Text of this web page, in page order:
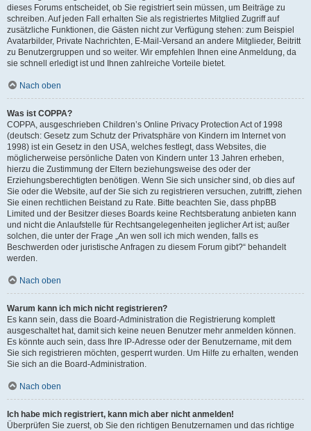
dieses Forums entscheidet, ob Sie registriert sein müssen, um Beiträge zu
schreiben. Auf jeden Fall erhalten Sie als registriertes Mitglied Zugriff auf
zusätzliche Funktionen, die Gästen nicht zur Verfügung stehen: zum Beispiel
Avatarbilder, Private Nachrichten, E-Mail-Versand an andere Mitglieder, Beitritt
zu Benutzergruppen und so weiter. Wir empfehlen Ihnen eine Anmeldung, da
sie schnell erledigt ist und Ihnen zahlreiche Vorteile bietet.
Nach oben
Was ist COPPA?
COPPA, ausgeschrieben Children’s Online Privacy Protection Act of 1998
(deutsch: Gesetz zum Schutz der Privatsphäre von Kindern im Internet von
1998) ist ein Gesetz in den USA, welches festlegt, dass Websites, die
möglicherweise persönliche Daten von Kindern unter 13 Jahren erheben,
hierzu die Zustimmung der Eltern beziehungsweise des oder der
Erziehungsberechtigten benötigen. Wenn Sie sich unsicher sind, ob dies auf
Sie oder die Website, auf der Sie sich zu registrieren versuchen, zutrifft, ziehen
Sie einen rechtlichen Beistand zu Rate. Bitte beachten Sie, dass phpBB
Limited und der Besitzer dieses Boards keine Rechtsberatung anbieten kann
und nicht die Anlaufstelle für Rechtsangelegenheiten jeglicher Art ist; außer
solchen, die unter der Frage „An wen soll ich mich wenden, falls es
Beschwerden oder juristische Anfragen zu diesem Forum gibt?“ behandelt
werden.
Nach oben
Warum kann ich mich nicht registrieren?
Es kann sein, dass die Board-Administration die Registrierung komplett
ausgeschaltet hat, damit sich keine neuen Benutzer mehr anmelden können.
Es könnte auch sein, dass Ihre IP-Adresse oder der Benutzername, mit dem
Sie sich registrieren möchten, gesperrt wurden. Um Hilfe zu erhalten, wenden
Sie sich an die Board-Administration.
Nach oben
Ich habe mich registriert, kann mich aber nicht anmelden!
Überprüfen Sie zuerst, ob Sie den richtigen Benutzernamen und das richtige